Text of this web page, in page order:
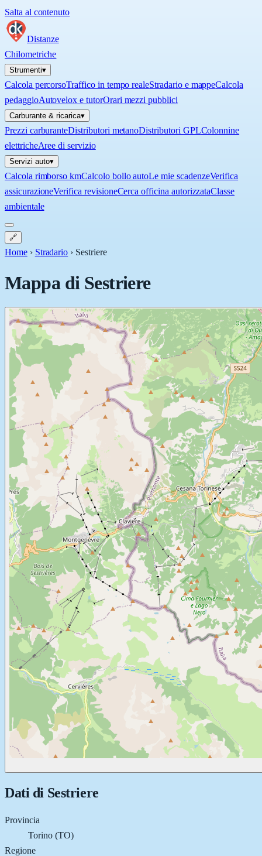
Salta al contenuto
Distanze
Chilometriche
Strumenti▾
Calcola percorsoTraffico in tempo realeStradario e mappeCalcola
pedaggioAutovelox e tutorOrari mezzi pubblici
Carburante & ricarica▾
Prezzi carburanteDistributori metanoDistributori GPLColonnine
elettricheAree di servizio
Servizi auto▾
Calcola rimborso kmCalcolo bollo autoLe mie scadenzeVerifica
assicurazioneVerifica revisioneCerca officina autorizzataClasse
ambientale
🔗
Home › Stradario › Sestriere
Mappa di Sestriere
Dati di Sestriere
Provincia
Torino (TO)
Regione